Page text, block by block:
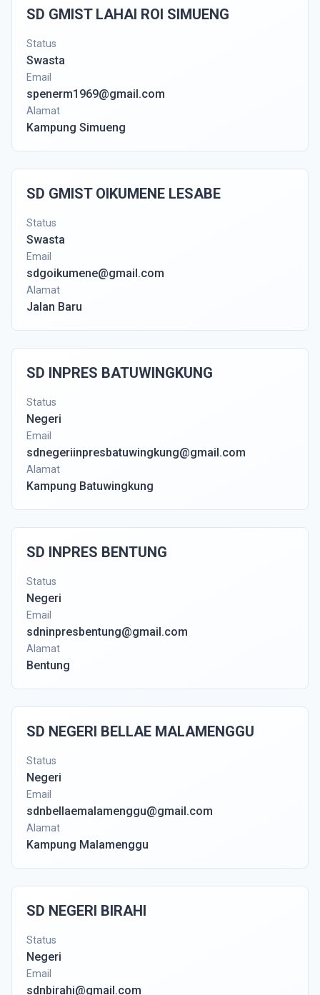
SD GMIST LAHAI ROI SIMUENG
Status
Swasta
Email
spenerm1969@gmail.com
Alamat
Kampung Simueng
SD GMIST OIKUMENE LESABE
Status
Swasta
Email
sdgoikumene@gmail.com
Alamat
Jalan Baru
SD INPRES BATUWINGKUNG
Status
Negeri
Email
sdnegeriinpresbatuwingkung@gmail.com
Alamat
Kampung Batuwingkung
SD INPRES BENTUNG
Status
Negeri
Email
sdninpresbentung@gmail.com
Alamat
Bentung
SD NEGERI BELLAE MALAMENGGU
Status
Negeri
Email
sdnbellaemalamenggu@gmail.com
Alamat
Kampung Malamenggu
SD NEGERI BIRAHI
Status
Negeri
Email
sdnbirahi@gmail.com